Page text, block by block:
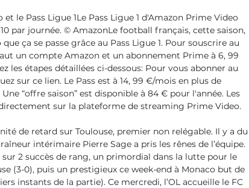
le Pass Ligue 1Le Pass Ligue 1 d'Amazon Prime Video
par journée. © AmazonLe football français, cette saison,
ça se passe grâce au Pass Ligue 1. Pour souscrire au
un compte Amazon et un abonnement Prime à 6, 99
les étapes détaillées ci-dessous: Pour vous abonner au
sur ce lien. Le Pass est à 14, 99 €/mois en plus de
“offre saison” est disponible à 84 € pour l'année. Les
sur la plateforme de streaming Prime Video.
de retard sur Toulouse, premier non relégable. Il y a du
intérimaire Pierre Sage a pris les rênes de l’équipe.
sur 2 succès de rang, un primordial dans la lutte pour le
(3-0), puis un prestigieux ce week-end à Monaco but de
instants de la partie). Ce mercredi, l’OL accueille le FC